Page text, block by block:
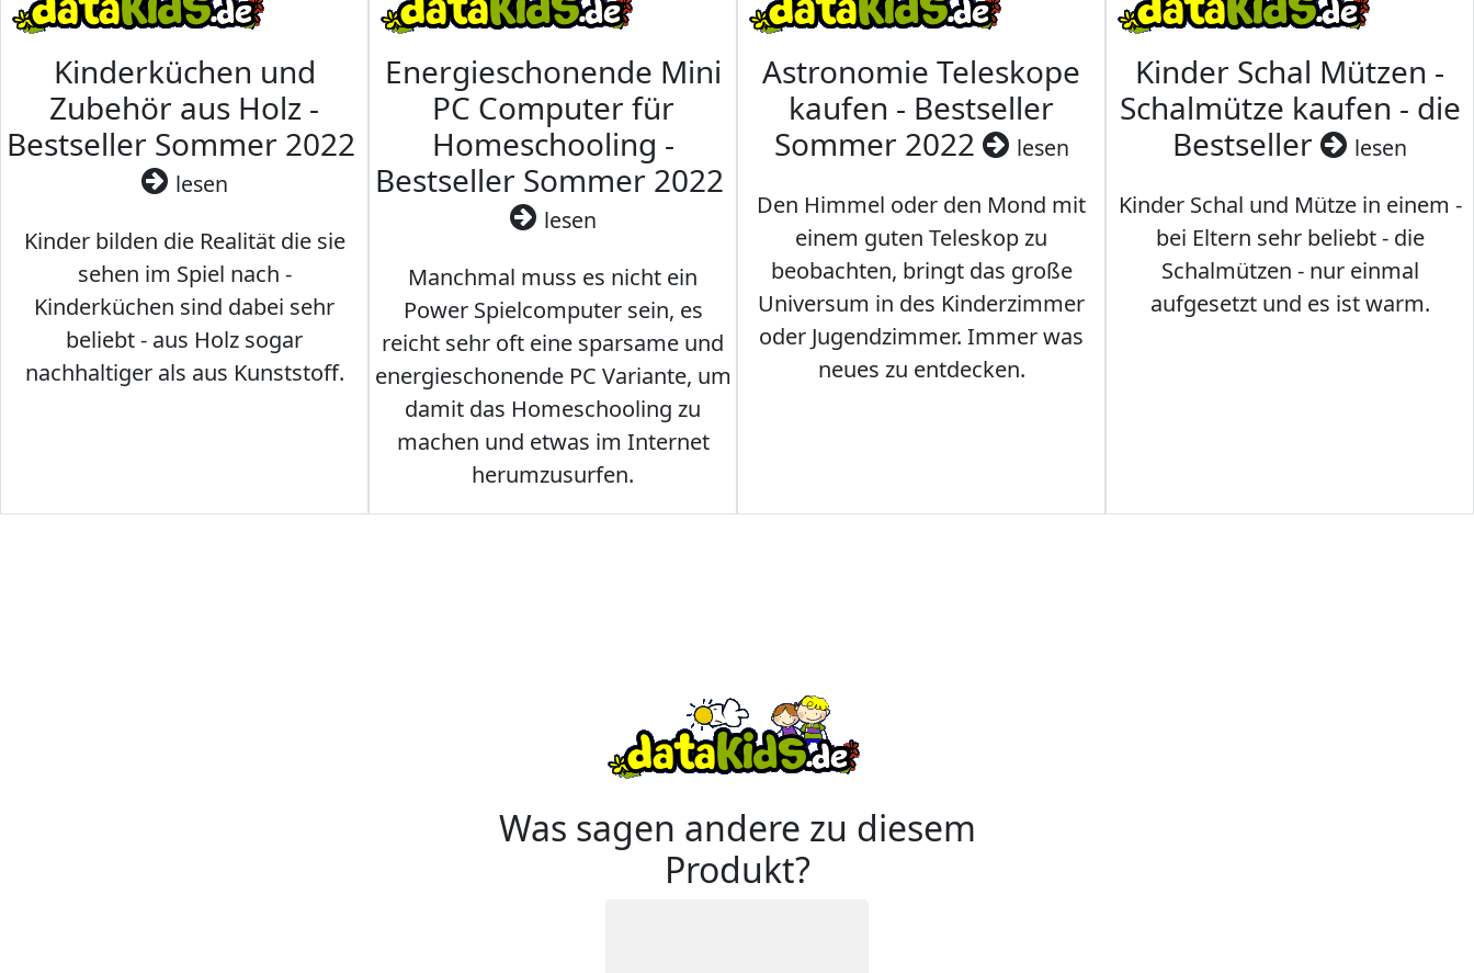
Kinderküchen und
Zubehör aus Holz -
Bestseller Sommer 2022
lesen
Kinder bilden die Realität die sie
sehen im Spiel nach -
Kinderküchen sind dabei sehr
beliebt - aus Holz sogar
nachhaltiger als aus Kunststoff.
Energieschonende Mini
PC Computer für
Homeschooling -
Bestseller Sommer 2022
lesen
Manchmal muss es nicht ein
Power Spielcomputer sein, es
reicht sehr oft eine sparsame und
energieschonende PC Variante, um
damit das Homeschooling zu
machen und etwas im Internet
herumzusurfen.
Astronomie Teleskope
kaufen - Bestseller
Sommer 2022
lesen
Den Himmel oder den Mond mit
einem guten Teleskop zu
beobachten, bringt das große
Universum in des Kinderzimmer
oder Jugendzimmer. Immer was
neues zu entdecken.
Kinder Schal Mützen -
Schalmütze kaufen - die
Bestseller
lesen
Kinder Schal und Mütze in einem -
bei Eltern sehr beliebt - die
Schalmützen - nur einmal
aufgesetzt und es ist warm.
Was sagen andere zu diesem
Produkt?